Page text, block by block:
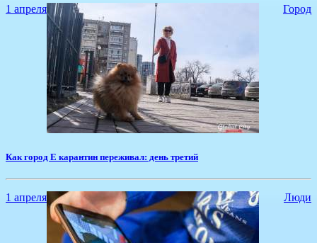
1 апреля Город
Как город Е карантин переживал: день третий
1 апреля Люди